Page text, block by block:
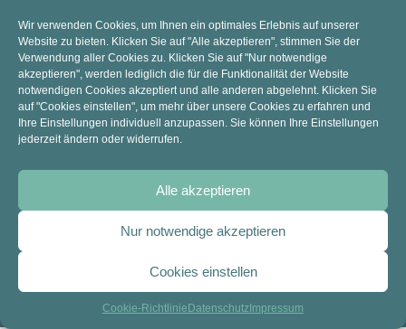
Wir verwenden Cookies, um Ihnen ein optimales Erlebnis auf unserer
Website zu bieten. Klicken Sie auf "Alle akzeptieren", stimmen Sie der
Verwendung aller Cookies zu. Klicken Sie auf "Nur notwendige
akzeptieren", werden lediglich die für die Funktionalität der Website
notwendigen Cookies akzeptiert und alle anderen abgelehnt. Klicken Sie
auf "Cookies einstellen", um mehr über unsere Cookies zu erfahren und
Ihre Einstellungen individuell anzupassen. Sie können Ihre Einstellungen
jederzeit ändern oder widerrufen.
Alle akzeptieren
Nur notwendige akzeptieren
Cookies einstellen
Cookie-Richtlinie Datenschutz Impressum
KONTAKT
Mail: sekretariat@anne-frank-ge.de​
Tel.: 02841 94270
ANSCHRIFT
Kopernikusstraße 9
47445 Moers
RECHTLICHES